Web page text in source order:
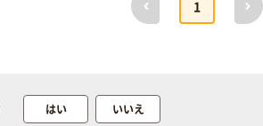
1
はい いいえ